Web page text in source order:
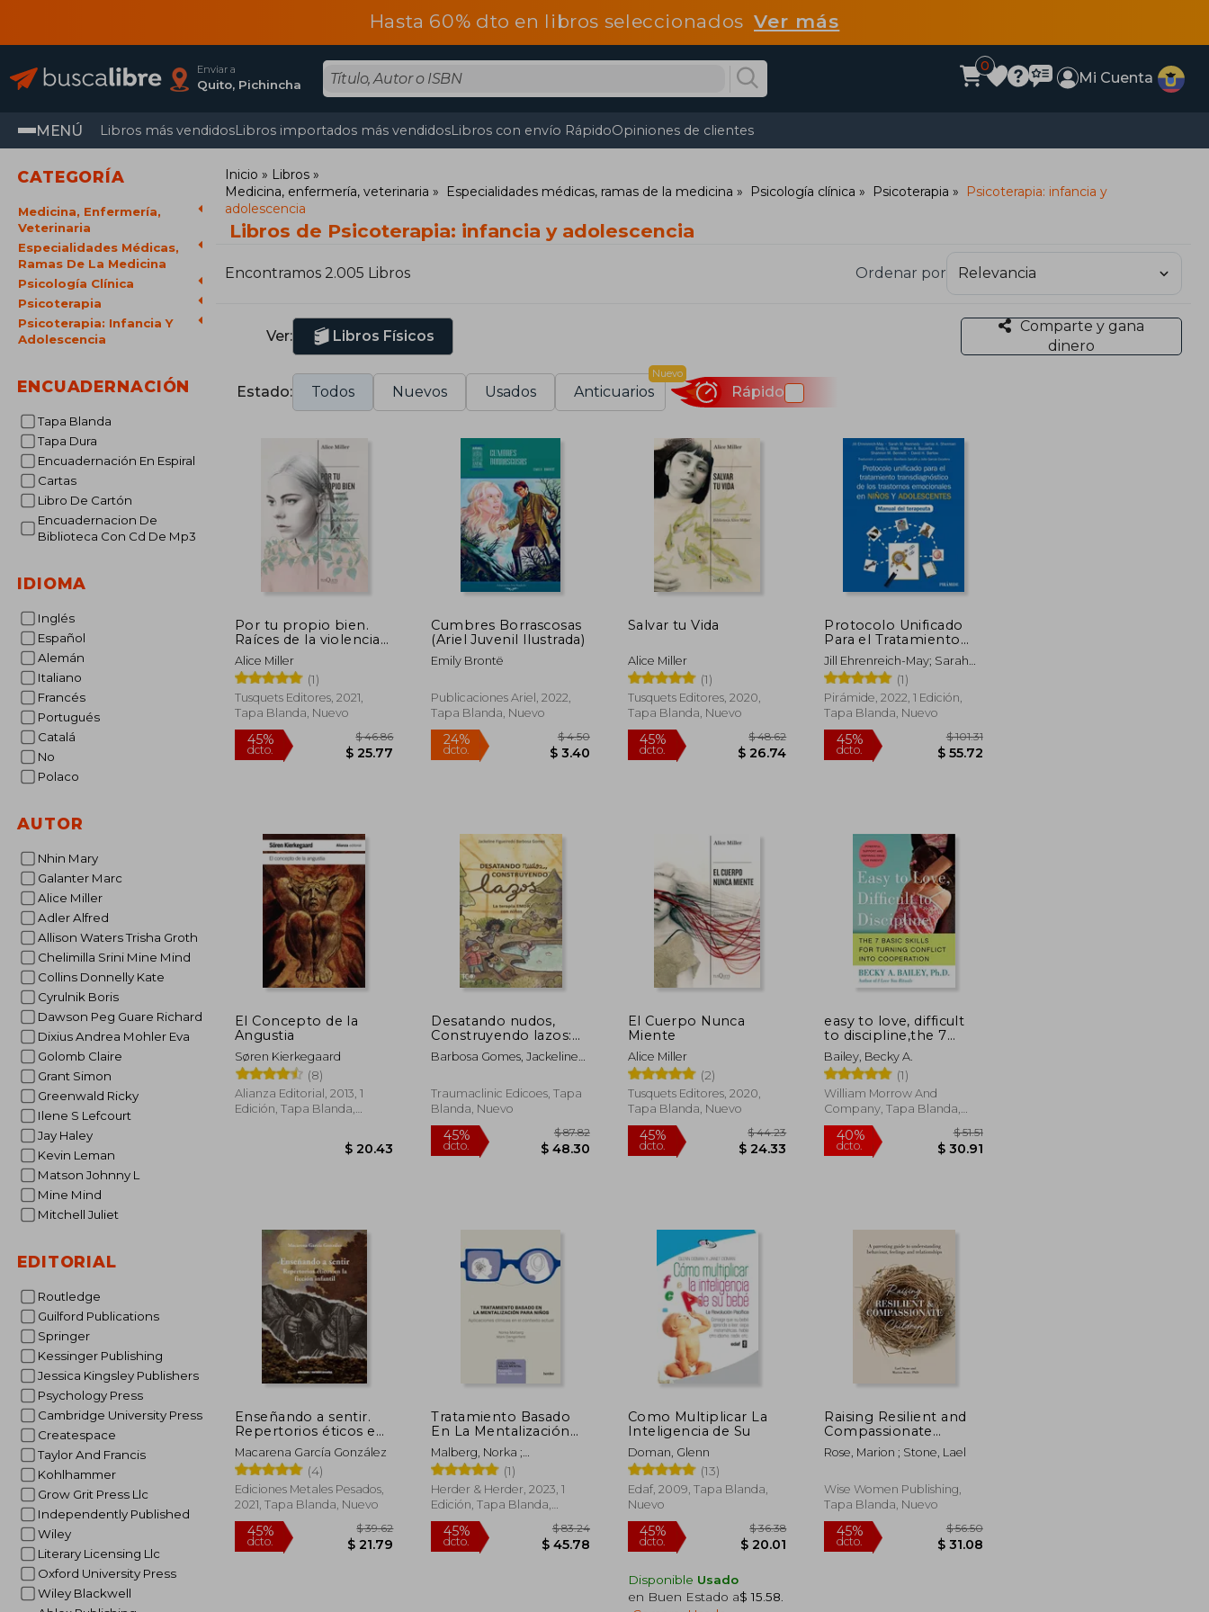
Hasta 60% dto en libros seleccionadosVer más
Enviar a
Quito, Pichincha
0
Mi Cuenta
MENÚ Libros más vendidosLibros importados más vendidosLibros con envío RápidoOpiniones de clientes
CATEGORÍA
Medicina, Enfermería,
Veterinaria
Especialidades Médicas,
Ramas De La Medicina
Psicología Clínica
Psicoterapia
Psicoterapia: Infancia Y
Adolescencia
ENCUADERNACIÓN
Tapa Blanda
Tapa Dura
Encuadernación En Espiral
Cartas
Libro De Cartón
Encuadernacion De
Biblioteca Con Cd De Mp3
IDIOMA
Inglés
Español
Alemán
Italiano
Francés
Portugués
Catalá
No
Polaco
AUTOR
Nhin Mary
Galanter Marc
Alice Miller
Adler Alfred
Allison Waters Trisha Groth
Chelimilla Srini Mine Mind
Collins Donnelly Kate
Cyrulnik Boris
Dawson Peg Guare Richard
Dixius Andrea Mohler Eva
Golomb Claire
Grant Simon
Greenwald Ricky
Ilene S Lefcourt
Jay Haley
Kevin Leman
Matson Johnny L
Mine Mind
Mitchell Juliet
EDITORIAL
Routledge
Guilford Publications
Springer
Kessinger Publishing
Jessica Kingsley Publishers
Psychology Press
Cambridge University Press
Createspace
Taylor And Francis
Kohlhammer
Grow Grit Press Llc
Independently Published
Wiley
Literary Licensing Llc
Oxford University Press
Wiley Blackwell
Inicio
Libros
Medicina, enfermería, veterinaria
Especialidades médicas, ramas de la medicina Psicología clínica Psicoterapia
Psicoterapia: infancia y
adolescencia
Libros de Psicoterapia: infancia y adolescencia
Encontramos 2.005 Libros Ordenar por
Ver: Libros Físicos
Comparte y gana
dinero
Estado: Todos Nuevos Usados Anticuarios
Nuevo
Rápido
Por tu propio bien.
Raíces de la violencia
en la educación del
niño
Alice Miller
(1)
Tusquets Editores, 2021,
Tapa Blanda, Nuevo
dcto.
Cumbres Borrascosas
(Ariel Juvenil Ilustrada)
Emily Brontë
Publicaciones Ariel, 2022,
Tapa Blanda, Nuevo
dcto.
Salvar tu Vida
Alice Miller
(1)
Tusquets Editores, 2020,
Tapa Blanda, Nuevo
dcto. $ 26.74
Protocolo Unificado
Para el Tratamiento
Transdiagnóstico de
los Trastornos
Emocionales en Niños
y Adolescentes:
Manual del Terapeuta
Jill Ehrenreich-May; Sarah
M. Kennedy; Jamie A.
Sherman; Emily L. Bilek;
Brian A. Buzzella; Shannon
M. Bennett; David H. Barlow
(1)
Pirámide, 2022, 1 Edición,
Tapa Blanda, Nuevo
dcto.
El Concepto de la
Angustia
Søren Kierkegaard
(8)
Alianza Editorial, 2013, 1
Edición, Tapa Blanda,
Desatando nudos,
Construyendo lazos:
La terapia EMDR con
niños
Barbosa Gomes, Jackeline
Traumaclinic Edicoes, Tapa
Blanda, Nuevo
45%
dcto.
El Cuerpo Nunca
Miente
Alice Miller
(2)
Tusquets Editores, 2020,
Tapa Blanda, Nuevo
45%
dcto.
$ 44.23
$ 24.33
easy to love, difficult
to discipline,the 7
basic skills for turning
conflict into
cooperation (en
Inglés)
Bailey, Becky A.
(1)
William Morrow And
Company, Tapa Blanda,
Nuevo
dcto.
Enseñando a sentir.
Repertorios éticos en
la ficción infantil
Macarena García González
(4)
Ediciones Metales Pesados,
2021, Tapa Blanda, Nuevo
Tratamiento Basado
En La Mentalización
Para Niños.
Aplicaciones Clínicas
En El Contexto Actual
Malberg, Norka ;
Dangerfield, Mark
(1)
Herder & Herder, 2023, 1
Edición, Tapa Blanda,
Nuevo
Como Multiplicar La
Inteligencia de Su
Doman, Glenn
(13)
Edaf, 2009, Tapa Blanda,
Nuevo
Disponible Usado
en Buen Estado a$ 15.58
Raising Resilient and
Compassionate
Children: A Parenting
Guide to
Behaviour, Feelings
and Relationships (en
Rose, Marion ; Stone, Lael
Wise Women Publishing,
Tapa Blanda, Nuevo